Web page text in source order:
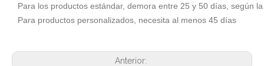
Para los productos estándar, demora entre 25 y 50 días, según
Para productos personalizados, necesita al menos 45 días
Anterior: